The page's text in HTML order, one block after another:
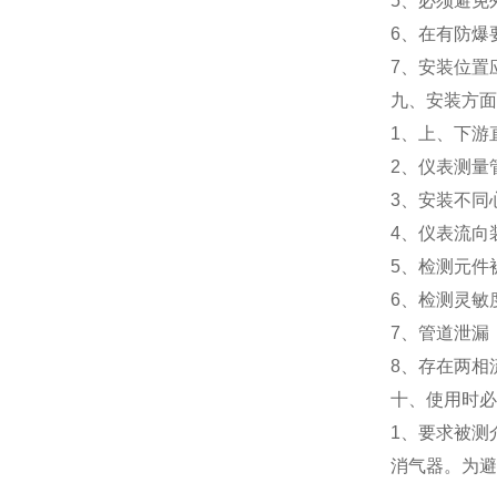
6、在有防爆
7、安装位置
九、安装方
1、上、下游
2、仪表测量
3、安装不同
4、仪表流向
5、检测元件
6、检测灵敏
7、管道泄漏
8、存在两相
十、使用时
1、要求被测
消气器。为